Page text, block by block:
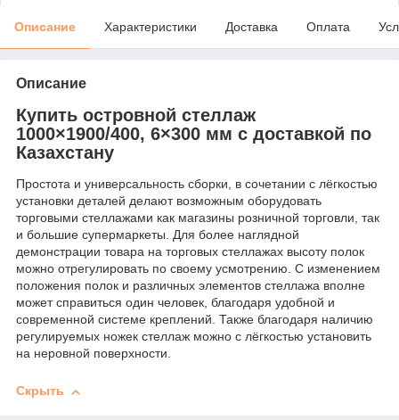
Описание Характеристики Доставка Оплата
Описание
Купить островной стеллаж
1000×1900/400, 6×300 мм с доставкой по
Казахстану
Простота и универсальность сборки, в сочетании с лёгкостью
установки деталей делают возможным оборудовать
торговыми стеллажами как магазины розничной торговли, так
и большие супермаркеты. Для более наглядной
демонстрации товара на торговых стеллажах высоту полок
можно отрегулировать по своему усмотрению. С изменением
положения полок и различных элементов стеллажа вполне
может справиться один человек, благодаря удобной и
современной системе креплений. Также благодаря наличию
регулируемых ножек стеллаж можно с лёгкостью установить
на неровной поверхности.
Скрыть